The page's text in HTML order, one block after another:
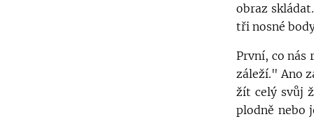
obraz
tři nosné
První, co nás
záleží." Ano
žít celý svůj
plodně nebo